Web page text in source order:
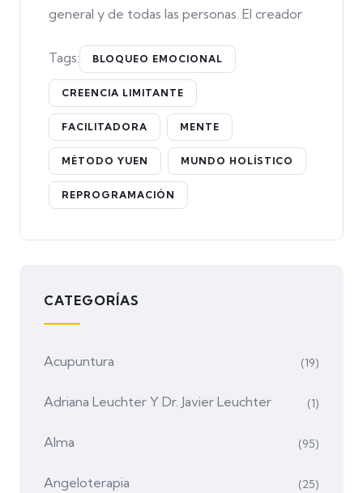
general y de todas las personas. El creador
Tags: BLOQUEO EMOCIONAL
CREENCIA LIMITANTE
FACILITADORA MENTE
MÉTODO YUEN MUNDO HOLÍSTICO
REPROGRAMACIÓN
CATEGORÍAS
Acupuntura (19)
Adriana Leuchter Y Dr. Javier Leuchter (1)
Alma (95)
Angeloterapia (25)